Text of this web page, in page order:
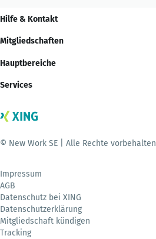
Hilfe & Kontakt
Mitgliedschaften
Hauptbereiche
Services
© New Work SE | Alle Rechte vorbehalten
Impressum
AGB
Datenschutz bei XING
Datenschutzerklärung
Mitgliedschaft kündigen
Tracking